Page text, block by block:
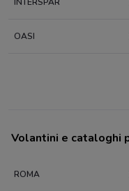
INTERSPAR
OASI
Volantini e cataloghi
ROMA